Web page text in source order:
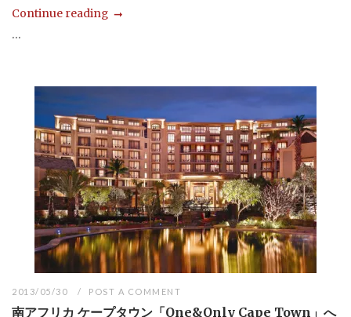
Continue reading
...
2013/05/30 POST A COMMENT
南アフリカ ケープタウン「One&Only Cape Town」へ